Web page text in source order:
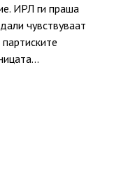
ИРЛ ги праша
чувствуваат